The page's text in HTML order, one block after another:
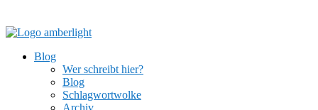
Blog
Wer schreibt hier?
Blog
Schlagwortwolke
Archiv